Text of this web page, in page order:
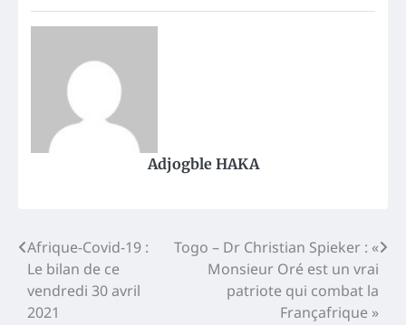
Adjogble HAKA
Post
navigation
Afrique-Covid-19 :
Le bilan de ce
vendredi 30 avril
2021
Togo – Dr Christian Spieker : «
Monsieur Oré est un vrai
patriote qui combat la
Françafrique »